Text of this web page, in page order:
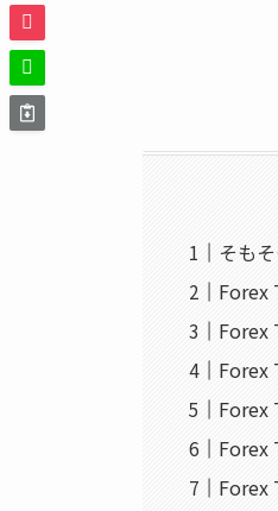
そも
Forex
Forex
Forex
Forex
Forex
Forex